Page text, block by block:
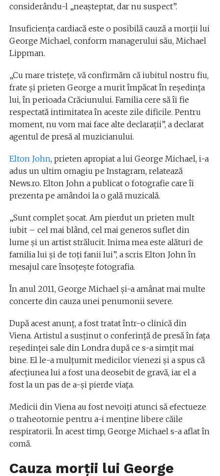
considerându-l „neaşteptat, dar nu suspect”.
Insuficienţa cardiacă este o posibilă cauză a morţii lui
George Michael, conform managerului său, Michael
Lippman.
„Cu mare tristeţe, vă confirmăm că iubitul nostru fiu,
frate şi prieten George a murit împăcat în reşedinţa
lui, în perioada Crăciunului. Familia cere să îi fie
respectată intimitatea în aceste zile dificile. Pentru
moment, nu vom mai face alte declaraţii”, a declarat
agentul de presă al muzicianului.
Elton John, prieten apropiat a lui George Michael, i-a
adus un ultim omagiu pe Instagram, relatează
News.ro. Elton John a publicat o fotografie care îi
prezenta pe amândoi la o gală muzicală.
„Sunt complet şocat. Am pierdut un prieten mult
iubit – cel mai blând, cel mai generos suflet din
lume şi un artist strălucit. Inima mea este alături de
familia lui şi de toţi fanii lui”, a scris Elton John în
mesajul care însoţeşte fotografia.
În anul 2011, George Michael și-a amânat mai multe
concerte din cauza unei penumonii severe.
După acest anunț, a fost tratat într-o clinică din
Viena. Artistul a susţinut o conferinţă de presă în faţa
reşedinţei sale din Londra după ce s-a simțit mai
bine. El le-a mulţumit medicilor vienezi şi a spus că
afecţiunea lui a fost una deosebit de gravă, iar el a
fost la un pas de a-şi pierde viaţa.
Medicii din Viena au fost nevoiţi atunci să efectueze
o traheotomie pentru a-i menţine libere căile
respiratorii. În acest timp, George Michael s-a aflat în
comă.
Cauza morții lui George